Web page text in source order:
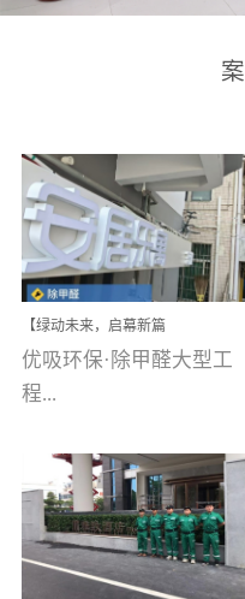
【绿动未来，启幕新篇
章】优吸环保中标深圳安
居乐寓，超大型工装室内
空气治理项目顺利启航，
优吸环保·除甲醛大型工
程...
案例【深圳安居乐寓】室
内空气治理项目深圳安居
乐寓 深圳市安居乐